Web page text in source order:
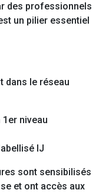
des professionnels
un pilier essentiel
dans le réseau
niveau
IJ
sont sensibilisés
et ont accès aux